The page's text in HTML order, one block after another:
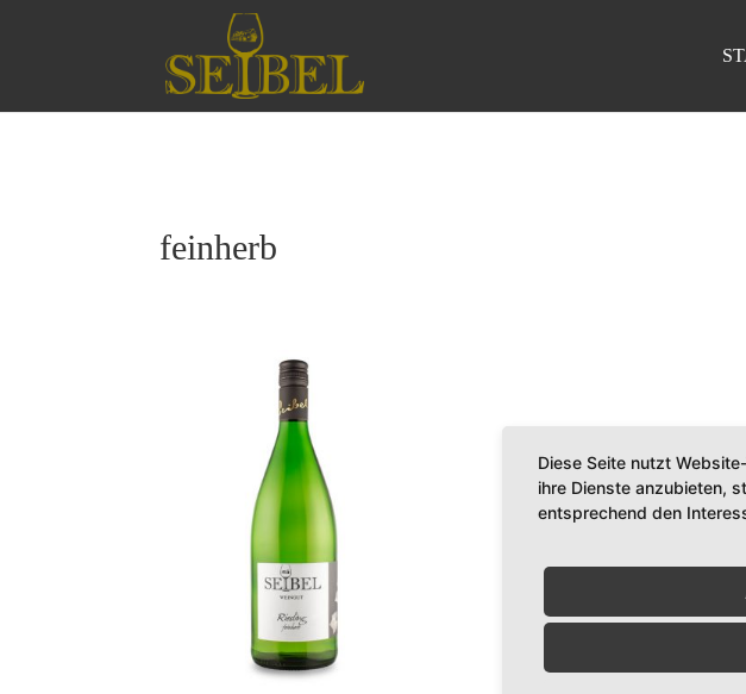
feinherb
Diese Seite nutzt
ihre Dienste anzubieten,
entsprechend den